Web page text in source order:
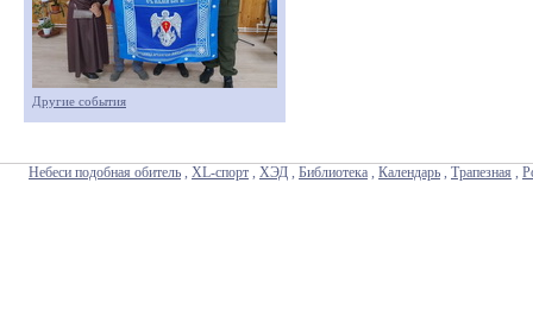
Другие события
Небеси подобная обитель , XL-спорт , ХЭД , Библиотека , Календарь , Трапезная ,